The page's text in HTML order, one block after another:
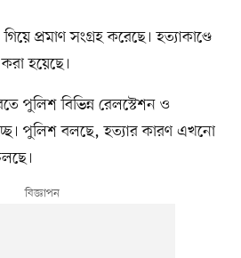
প্রমাণ সংগ্রহ করেছে। হত্যাকাণ্ডে
হয়েছে।
পুলিশ বিভিন্ন রেলস্টেশন ও
পুলিশ বলছে, হত্যার কারণ এখনো